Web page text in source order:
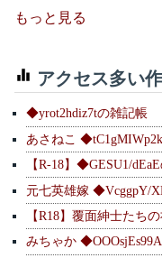
もっと見る
アクセス多い
◆yrot2hdiz7tの雑記帳
あさねこ
【R-18】◆GESU1/
元七英雄嫁 ◆VcggpY/
【R18】覆面紳士たち
みちゃか